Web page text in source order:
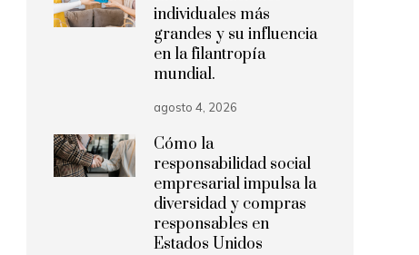
individuales más
grandes y su influencia
en la filantropía
mundial.
agosto 4, 2026
Cómo la
responsabilidad social
empresarial impulsa la
diversidad y compras
responsables en
Estados Unidos